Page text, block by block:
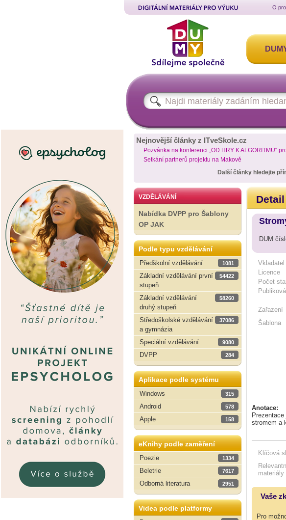
O
Nejnovější články z ITveSkole.cz
Pozvánka na konferenci „OD HRY K ALGORITMU“
Setkání partnerů projektu na Makově
Další články hledejte
VZDĚLÁVÁNÍ
Nabídka DVPP pro Šablony
OP JAK
Podle typu vzdělávání
Předškolní vzdělávání
1081
Základní vzdělávání první
stupeň
54422
Základní vzdělávání
druhý stupeň
58260
Středoškolské vzdělávání
a gymnázia
37086
Speciální vzdělávání 9080
DVPP 284
Aplikace podle systému
Windows
315
Android 578
Apple 158
eKnihy podle zaměření
Poezie
1334
Beletrie 7617
Odborná literatura 2951
Videa podle platformy
DUM
Vkladatel
Licence
Počet
Zařazení
Šablona
Anotace:
stromem a
Klíčová
materiály
Vaše
Pro